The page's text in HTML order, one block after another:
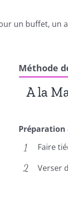
un buffet, un
Méthode
A la
Préparation
Faire
Verser